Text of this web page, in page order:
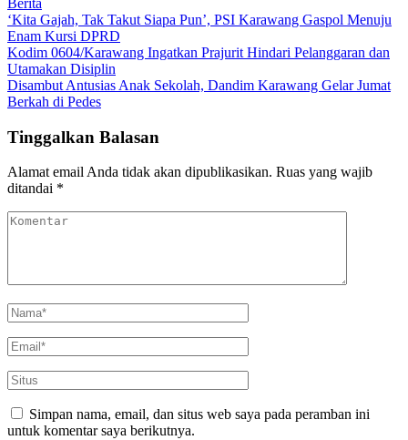
‘Kita Gajah, Tak Takut Siapa Pun’, PSI Karawang Gaspol Menuju
Enam Kursi DPRD
Kodim 0604/Karawang Ingatkan Prajurit Hindari Pelanggaran dan
Utamakan Disiplin
Disambut Antusias Anak Sekolah, Dandim Karawang Gelar Jumat
Berkah di Pedes
Tinggalkan Balasan
Alamat email Anda tidak akan dipublikasikan. Ruas yang wajib
ditandai *
Simpan nama, email, dan situs web saya pada peramban ini
untuk komentar saya berikutnya.